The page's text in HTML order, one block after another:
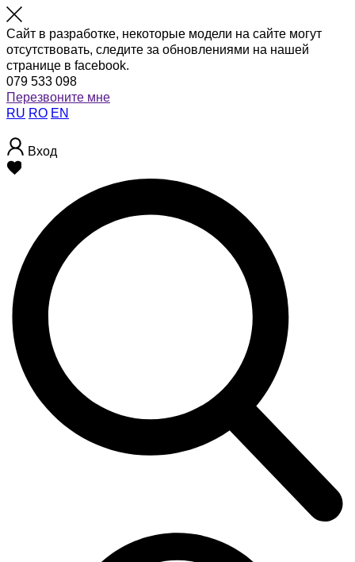
Сайт в разработке, некоторые модели на сайте могут
отсутствовать, следите за обновлениями на нашей
странице в facebook.
079 533 098
Перезвоните мне
RU RO EN
Вход